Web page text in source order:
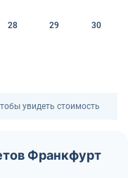
28 29 30
увидеть стоимость
Франкфурт